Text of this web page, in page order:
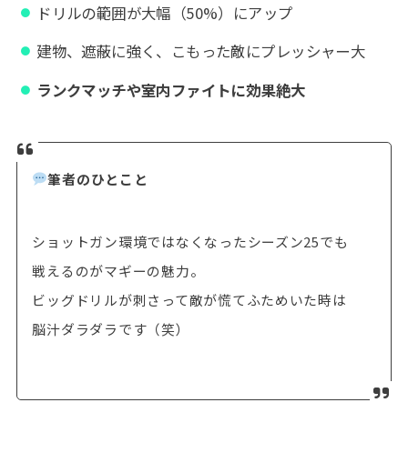
ドリルの範囲が大幅（50%）にアップ
建物、遮蔽に強く、こもった敵にプレッシャー大
ランクマッチや室内ファイトに効果絶大
筆者のひとこと
ショットガン環境ではなくなったシーズン25でも
戦えるのがマギーの魅力。
ビッグドリルが刺さって敵が慌てふためいた時は
脳汁ダラダラです（笑）